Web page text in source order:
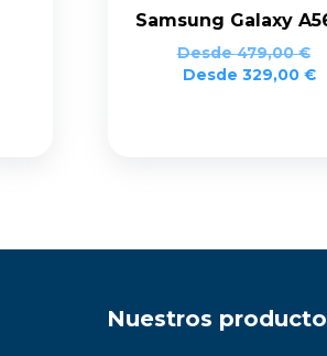
Samsung Galaxy
Desde479,00€
Desde 329,00 €
Nuestros